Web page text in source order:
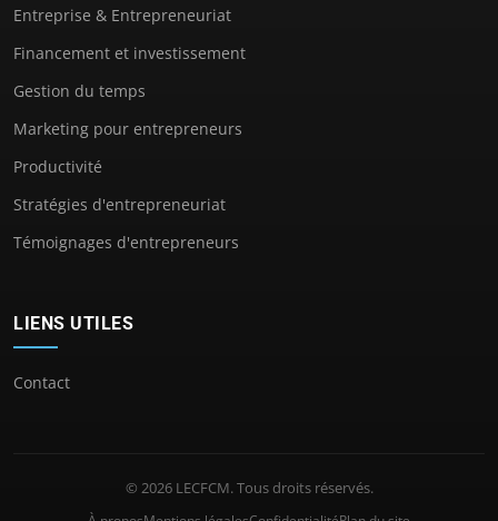
Entreprise & Entrepreneuriat
Financement et investissement
Gestion du temps
Marketing pour entrepreneurs
Productivité
Stratégies d'entrepreneuriat
Témoignages d'entrepreneurs
LIENS UTILES
Contact
© 2026 LECFCM. Tous droits réservés.